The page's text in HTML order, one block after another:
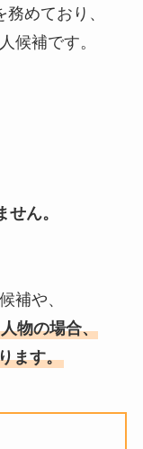
めており、
候補です。
ん。
補や、
物の場合、
ます。